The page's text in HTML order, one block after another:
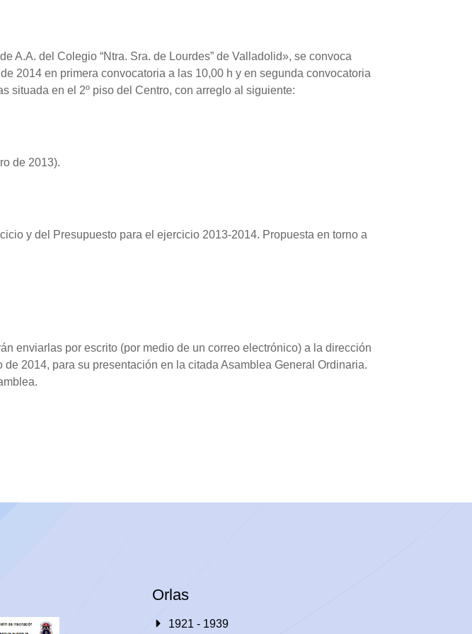
A.A. del Colegio “Ntra. Sra. de Lourdes” de Valladolid», se convoca
2014 en primera convocatoria a las 10,00 h y en segunda convocatoria
situada en el 2º piso del Centro, con arreglo al siguiente:
de 2013).
y del Presupuesto para el ejercicio 2013-2014. Propuesta en torno a
enviarlas por escrito (por medio de un correo electrónico) a la dirección
2014, para su presentación en la citada Asamblea General Ordinaria.
Orlas
1921 - 1939